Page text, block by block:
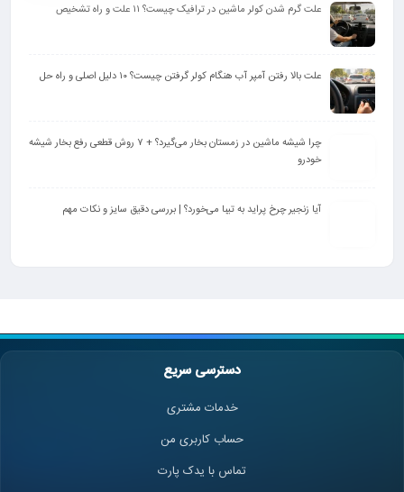
علت گرم شدن کولر ماشین در ترافیک چیست؟ ۱۱ علت و راه تشخیص
علت بالا رفتن آمپر آب هنگام کولر گرفتن چیست؟ ۱۰ دلیل اصلی و راه‌ حل
چرا شیشه ماشین در زمستان بخار می‌گیرد؟ + ۷ روش قطعی رفع بخار شیشه
خودرو
آیا زنجیر چرخ پراید به تیبا می‌خورد؟ | بررسی دقیق سایز و نکات مهم
دسترسی سریع
خدمات مشتری
حساب کاربری من
تماس با یدک پارت